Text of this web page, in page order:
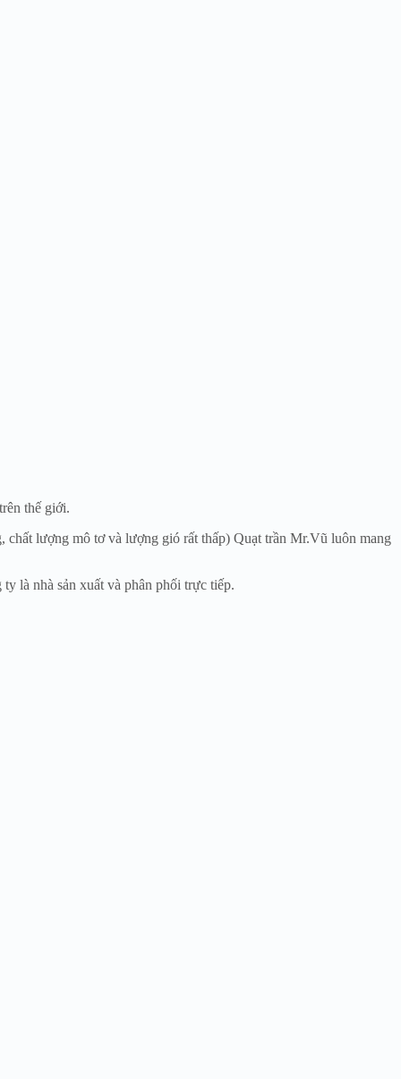
thế giới.
lượng mô tơ và lượng gió rất thấp) Quạt trần Mr.Vũ luôn mang
là nhà sản xuất và phân phối trực tiếp.